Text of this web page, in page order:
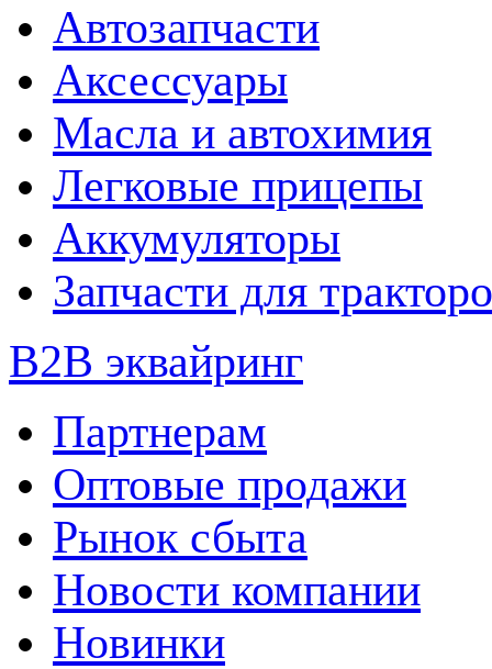
Автозапчасти
Аксессуары
Масла и автохимия
Легковые прицепы
Аккумуляторы
Запчасти для
B2B эквайринг
Партнерам
Оптовые продажи
Рынок сбыта
Новости компании
Новинки